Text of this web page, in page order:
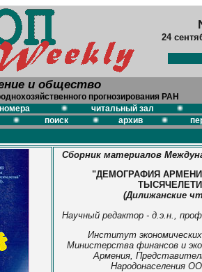
24
и общество
прогнозирования РАН
читальный зал
поиск архив
Сборник материалов
"ДЕМОГРАФИЯ
(Дилижанские
Научный редактор - д.э.н.,
Институт экономических
Министерства финансов и
Армения,
Народонаселения